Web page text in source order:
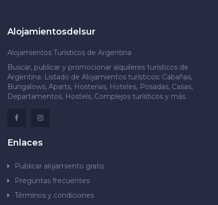
Alojamientosdelsur
Alojamientos Turísticos de Argentina
Buscar, publicar y promocionar alquileres turísticos de
Argentina. Listado de Alojamientos turísticos: Cabañas,
Bungalows, Aparts, Hosterías, Hoteles, Posadas, Casas,
Departamentos, Hostels, Complejos turísticos y más.
Enlaces
Publicar alojamiento gratis
Preguntas frecuentes
Términos y condiciones